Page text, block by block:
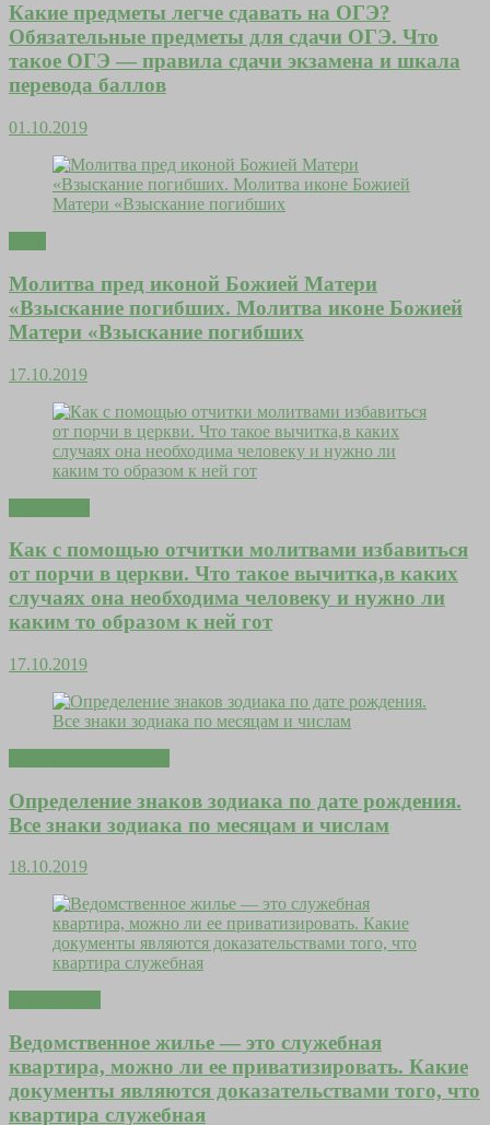
Какие предметы легче сдавать на ОГЭ?
Обязательные предметы для сдачи ОГЭ. Что
такое ОГЭ — правила сдачи экзамена и шкала
перевода баллов
01.10.2019
Молитва пред иконой Божией Матери
«Взыскание погибших. Молитва иконе Божией
Матери «Взыскание погибших
17.10.2019
Как с помощью отчитки молитвами избавиться
от порчи в церкви. Что такое вычитка,в каких
случаях она необходима человеку и нужно ли
каким то образом к ней гот
17.10.2019
Определение знаков зодиака по дате рождения.
Все знаки зодиака по месяцам и числам
18.10.2019
Ведомственное жилье — это служебная
квартира, можно ли ее приватизировать. Какие
документы являются доказательствами того, что
квартира служебная